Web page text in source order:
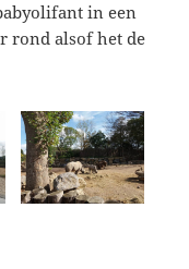
in een
rond alsof het de